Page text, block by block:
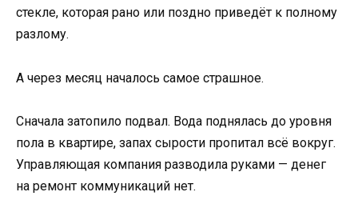
стекле, которая рано или поздно приведёт к полному
разлому.
А через месяц началось самое страшное.
Сначала затопило подвал. Вода поднялась до уровня
пола в квартире, запах сырости пропитал всё вокруг.
Управляющая компания разводила руками — денег
на ремонт коммуникаций нет.